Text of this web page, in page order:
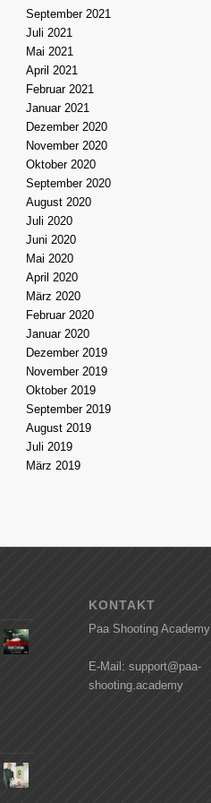
September 2021
Juli 2021
Mai 2021
April 2021
Februar 2021
Januar 2021
Dezember 2020
November 2020
Oktober 2020
September 2020
August 2020
Juli 2020
Juni 2020
Mai 2020
April 2020
März 2020
Februar 2020
Januar 2020
Dezember 2019
November 2019
Oktober 2019
September 2019
August 2019
Juli 2019
März 2019
KONTAKT
Paa Shooting Academy
E-Mail: support@paa-
shooting.academy